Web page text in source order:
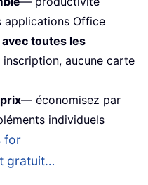
applications Office
toutes les
aucune carte
— économisez par
individuels
for
gratuit…